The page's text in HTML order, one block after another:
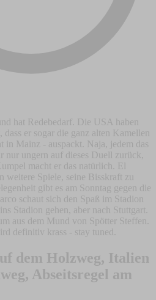
hat Redebedarf. Die USA haben
dass er sogar die ganz alten Kamellen
in Mainz - auspackt. Naja, jedem das
nur ungern auf dieses Duell zurück,
macht er das natürlich. El
weitere Spiele, seine Bisskraft zu
gibt es am Sonntag gegen die
schaut sich den Spaß im Stadion
Stadion gehen, aber nach Stuttgart.
aus dem Mund von Spötter Steffen.
definitiv krass - stay tuned.
dem Holzweg, Italien
Abseitsregel am